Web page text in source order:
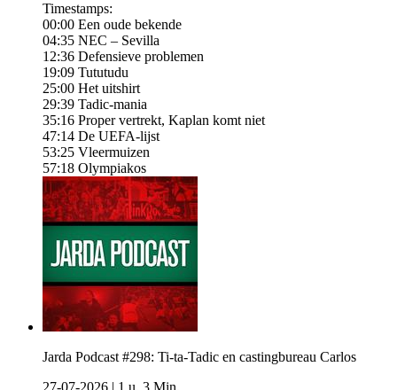
Timestamps:
00:00 Een oude bekende
04:35 NEC – Sevilla
12:36 Defensieve problemen
19:09 Tututudu
25:00 Het uitshirt
29:39 Tadic-mania
35:16 Proper vertrekt, Kaplan komt niet
47:14 De UEFA-lijst
53:25 Vleermuizen
57:18 Olympiakos
Jarda Podcast #298: Ti-ta-Tadic en castingbureau Carlos